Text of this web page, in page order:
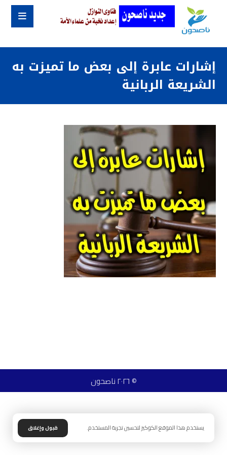
إشارات عابرة إلى بعض ما تميزت به
الشريعة الربانية
© ٢٠٢٦ ناصحون
يستخدم هذا الموقع الكوكيز لتحسين تجربة المستخدم. قبول وإغلاق